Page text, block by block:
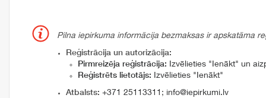
Pilna iepirkuma informācija bezmaksas ir apskatāma
Reģistrācija un autorizācija:
Pirmreizēja reģistrācija: Izvēlieties "Ienākt" un
Reģistrēts lietotājs: Izvēlieties "Ienākt"
Atbalsts: +371 25113311 ; info@iepirkumi.lv